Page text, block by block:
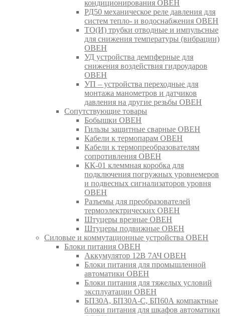
кондиционирования ОВЕН
РД50 механическое реле давления для
систем тепло- и водоснабжения ОВЕН
ТО(И) трубки отводные и импульсные
для снижения температуры (вибрации)
ОВЕН
УД устройства демпферные для
снижения воздействия гидроударов
ОВЕН
УП – устройства переходные для
монтажа манометров и датчиков
давления на другие резьбы ОВЕН
Сопутствующие товары
Бобышки ОВЕН
Гильзы защитные сварные ОВЕН
Кабели к термопарам ОВЕН
Кабели к термопреобразователям
сопротивления ОВЕН
КК-01 клеммная коробка для
подключения погружных уровнемеров
и подвесных сигнализаторов уровня
ОВЕН
Разъемы для преобразователей
термоэлектрических ОВЕН
Штуцеры врезные ОВЕН
Штуцеры подвижные ОВЕН
Силовые и коммутационные устройства ОВЕН
Блоки питания ОВЕН
Аккумулятор 12В 7АЧ ОВЕН
Блоки питания для промышленной
автоматики ОВЕН
Блоки питания для тяжелых условий
эксплуатации ОВЕН
БП30А, БП30А-С, БП60А компактные
блоки питания для шкафов автоматики